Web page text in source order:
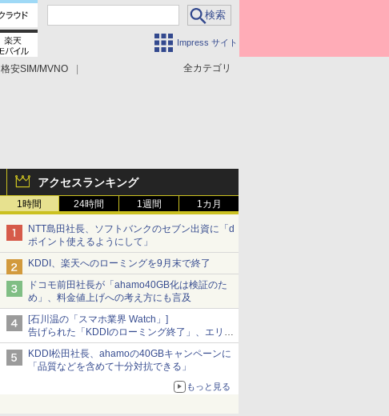
Impress サイト
全カテゴリ
格安SIM/MVNO
アクセスランキング
1時間 24時間 1週間 1カ月
NTT島田社長、ソフトバンクのセブン出資に「d
ポイント使えるようにして」
KDDI、楽天へのローミングを9月末で終了
ドコモ前田社長が「ahamo40GB化は検証のた
め」、料金値上げへの考え方にも言及
[石川温の「スマホ業界 Watch」]
告げられた「KDDIのローミング終了」、エリア
マップの落とし穴と楽天モバイルの課題
KDDI松田社長、ahamoの40GBキャンペーンに
「品質などを含めて十分対抗できる」
もっと見る